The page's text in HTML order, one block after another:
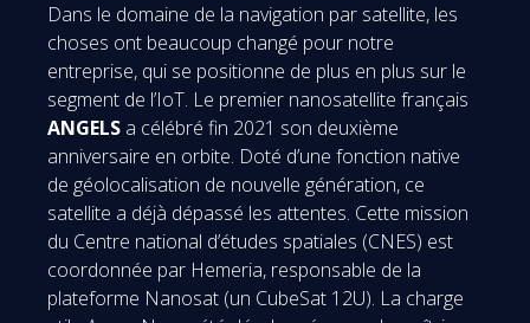
Dans le domaine de la navigation par satellite, les
choses ont beaucoup changé pour notre
entreprise, qui se positionne de plus en plus sur le
segment de l’IoT. Le premier nanosatellite français
ANGELS a célébré fin 2021 son deuxième
anniversaire en orbite. Doté d’une fonction native
de géolocalisation de nouvelle génération, ce
satellite a déjà dépassé les attentes. Cette mission
du Centre national d’études spatiales (CNES) est
coordonnée par Hemeria, responsable de la
plateforme Nanosat (un CubeSat 12U). La charge